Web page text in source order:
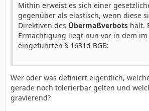
Mithin erweist es sich einer
gegenüber als elastisch, wenn diese
Direktiven des Übermaßverbots hält.
Ermächtigung liegt nun vor in dem im
eingeführten § 1631d BGB:
Wer oder was definiert eigentlich,
gerade noch tolerierbar gelten und
gravierend?